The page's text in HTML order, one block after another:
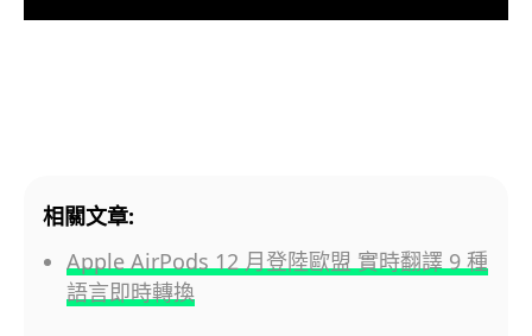
相關文章:
Apple AirPods 12 月登陸歐盟 實時翻譯 9 種
語言即時轉換